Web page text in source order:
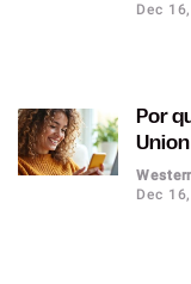
Dec
Por
Dec